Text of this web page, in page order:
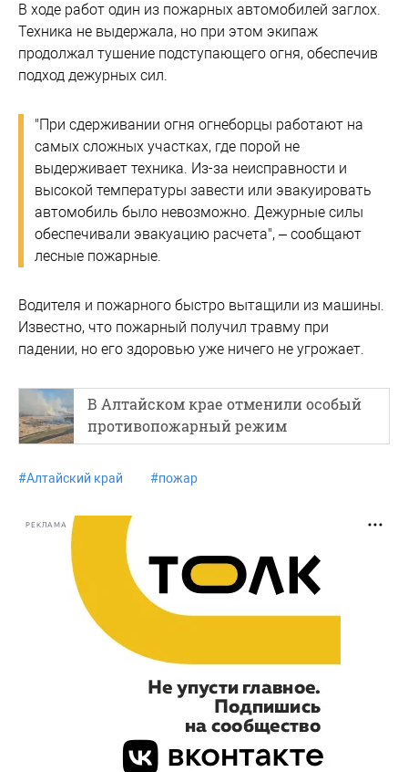
В ходе работ один из пожарных автомобилей заглох.
Техника не выдержала, но при этом экипаж
продолжал тушение подступающего огня, обеспечив
подход дежурных сил.
"При сдерживании огня огнеборцы работают на
самых сложных участках, где порой не
выдерживает техника. Из-за неисправности и
высокой температуры завести или эвакуировать
автомобиль было невозможно. Дежурные силы
обеспечивали эвакуацию расчета", – сообщают
лесные пожарные.
Водителя и пожарного быстро вытащили из машины.
Известно, что пожарный получил травму при
падении, но его здоровью уже ничего не угрожает.
В Алтайском крае отменили особый
противопожарный режим
#Алтайский край #пожар
РЕКЛАМА